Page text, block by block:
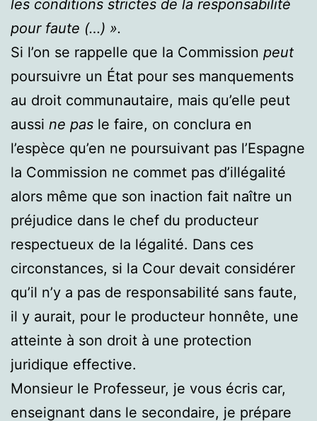
les conditions strictes de la responsabilité
pour faute (…) ».
Si l’on se rappelle que la Commission peut
poursuivre un État pour ses manquements
au droit communautaire, mais qu’elle peut
aussi ne pas le faire, on conclura en
l’espèce qu’en ne poursuivant pas l’Espagne
la Commission ne commet pas d’illégalité
alors même que son inaction fait naître un
préjudice dans le chef du producteur
respectueux de la légalité. Dans ces
circonstances, si la Cour devait considérer
qu’il n’y a pas de responsabilité sans faute,
il y aurait, pour le producteur honnête, une
atteinte à son droit à une protection
juridique effective.
Monsieur le Professeur, je vous écris car,
enseignant dans le secondaire, je prépare